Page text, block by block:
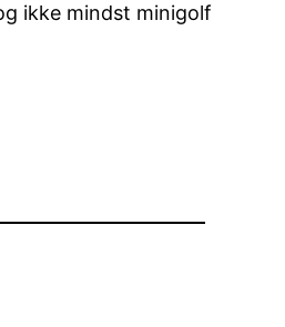
ikke mindst minigolf